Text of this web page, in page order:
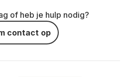
of heb je hulp nodig?
contact op